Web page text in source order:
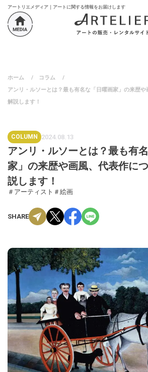
アートリエメディア｜アートに関する情報をお届けします
ホーム / コラム /
アンリ・ルソーとは？最も有名な「日曜画家」の来歴や
解説します！
COLUMN 2024.08.13
アンリ・ルソーとは？最も有
家」の来歴や画風、代表作に
説します！
＃アーティスト ＃絵画
SHARE